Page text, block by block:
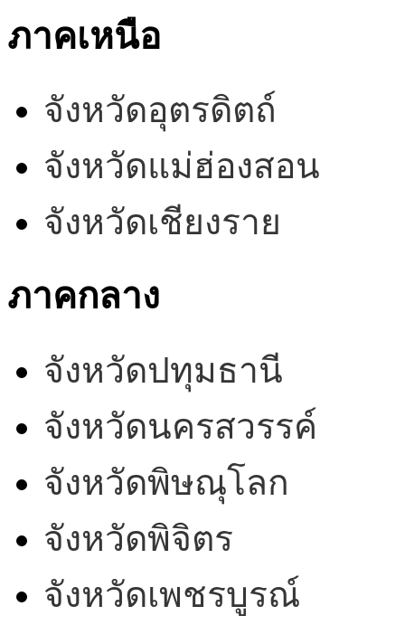
ภาคเหนือ
จังหวัดอุตรดิตถ์
จังหวัดแม่ฮ่องสอน
จังหวัดเชียงราย
ภาคกลาง
จังหวัดปทุมธานี
จังหวัดนครสวรรค์
จังหวัดพิษณุโลก
จังหวัดพิจิตร
จังหวัดเพชรบูรณ์